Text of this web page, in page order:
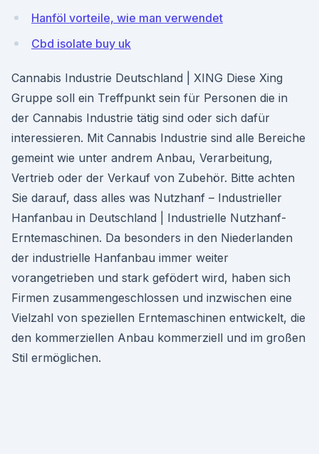
Hanföl vorteile, wie man verwendet
Cbd isolate buy uk
Cannabis Industrie Deutschland | XING Diese Xing
Gruppe soll ein Treffpunkt sein für Personen die in
der Cannabis Industrie tätig sind oder sich dafür
interessieren. Mit Cannabis Industrie sind alle Bereiche
gemeint wie unter andrem Anbau, Verarbeitung,
Vertrieb oder der Verkauf von Zubehör. Bitte achten
Sie darauf, dass alles was Nutzhanf – Industrieller
Hanfanbau in Deutschland | Industrielle Nutzhanf-
Erntemaschinen. Da besonders in den Niederlanden
der industrielle Hanfanbau immer weiter
vorangetrieben und stark gefödert wird, haben sich
Firmen zusammengeschlossen und inzwischen eine
Vielzahl von speziellen Erntemaschinen entwickelt, die
den kommerziellen Anbau kommerziell und im großen
Stil ermöglichen.